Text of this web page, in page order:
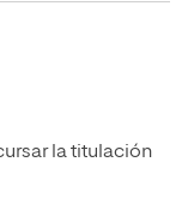
la titulación